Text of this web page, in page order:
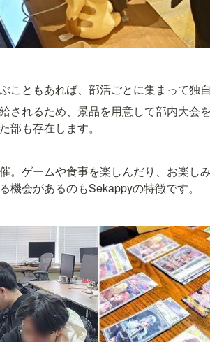
こともあれば、部活ごとに集まって独自
されるため、景品を用意して部内大会
も存在します。
。ゲームや食事を楽しんだり、お楽し
機会があるのもSekappyの特徴です。